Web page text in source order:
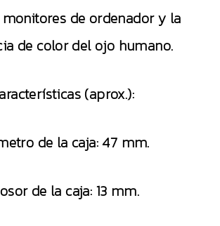
de ordenador y la
de color del ojo humano.
(aprox.):
de la caja: 47 mm.
de la caja: 13 mm.